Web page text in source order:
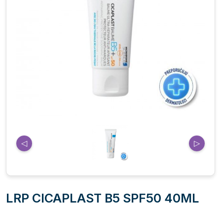
◁ ▷
LRP CICAPLAST B5 SPF50 40ML